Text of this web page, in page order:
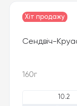
Хіт продажу
Сендвіч-
160г
10.2